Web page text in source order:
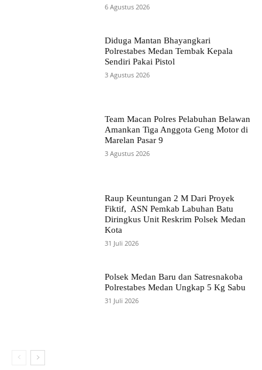
6 Agustus 2026
Diduga Mantan Bhayangkari
Polrestabes Medan Tembak Kepala
Sendiri Pakai Pistol
3 Agustus 2026
Team Macan Polres Pelabuhan Belawan
Amankan Tiga Anggota Geng Motor di
Marelan Pasar 9
3 Agustus 2026
Raup Keuntungan 2 M Dari Proyek
Fiktif, ASN Pemkab Labuhan Batu
Diringkus Unit Reskrim Polsek Medan
Kota
31 Juli 2026
Polsek Medan Baru dan Satresnakoba
Polrestabes Medan Ungkap 5 Kg Sabu
31 Juli 2026